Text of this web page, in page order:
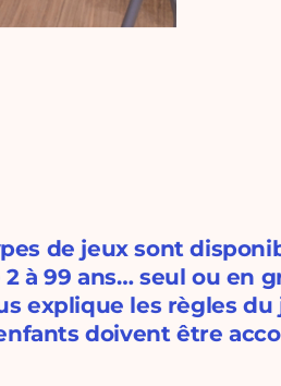
de jeux sont
à 99 ans… seul ou en
explique les règles du
doivent être